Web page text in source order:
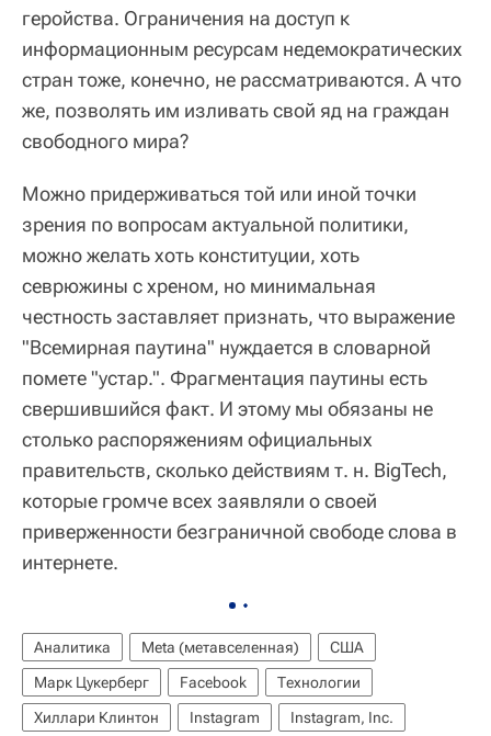
геройства. Ограничения на доступ к
информационным ресурсам недемократических
стран тоже, конечно, не рассматриваются. А что
же, позволять им изливать свой яд на граждан
свободного мира?
Можно придерживаться той или иной точки
зрения по вопросам актуальной политики,
можно желать хоть конституции, хоть
севрюжины с хреном, но минимальная
честность заставляет признать, что выражение
"Всемирная паутина" нуждается в словарной
помете "устар.". Фрагментация паутины есть
свершившийся факт. И этому мы обязаны не
столько распоряжениям официальных
правительств, сколько действиям т. н. BigTech,
которые громче всех заявляли о своей
приверженности безграничной свободе слова в
интернете.
Аналитика Meta (метавселенная)
США
Марк Цукерберг
Facebook
Технологии
Хиллари Клинтон
Instagram
Instagram, Inc.